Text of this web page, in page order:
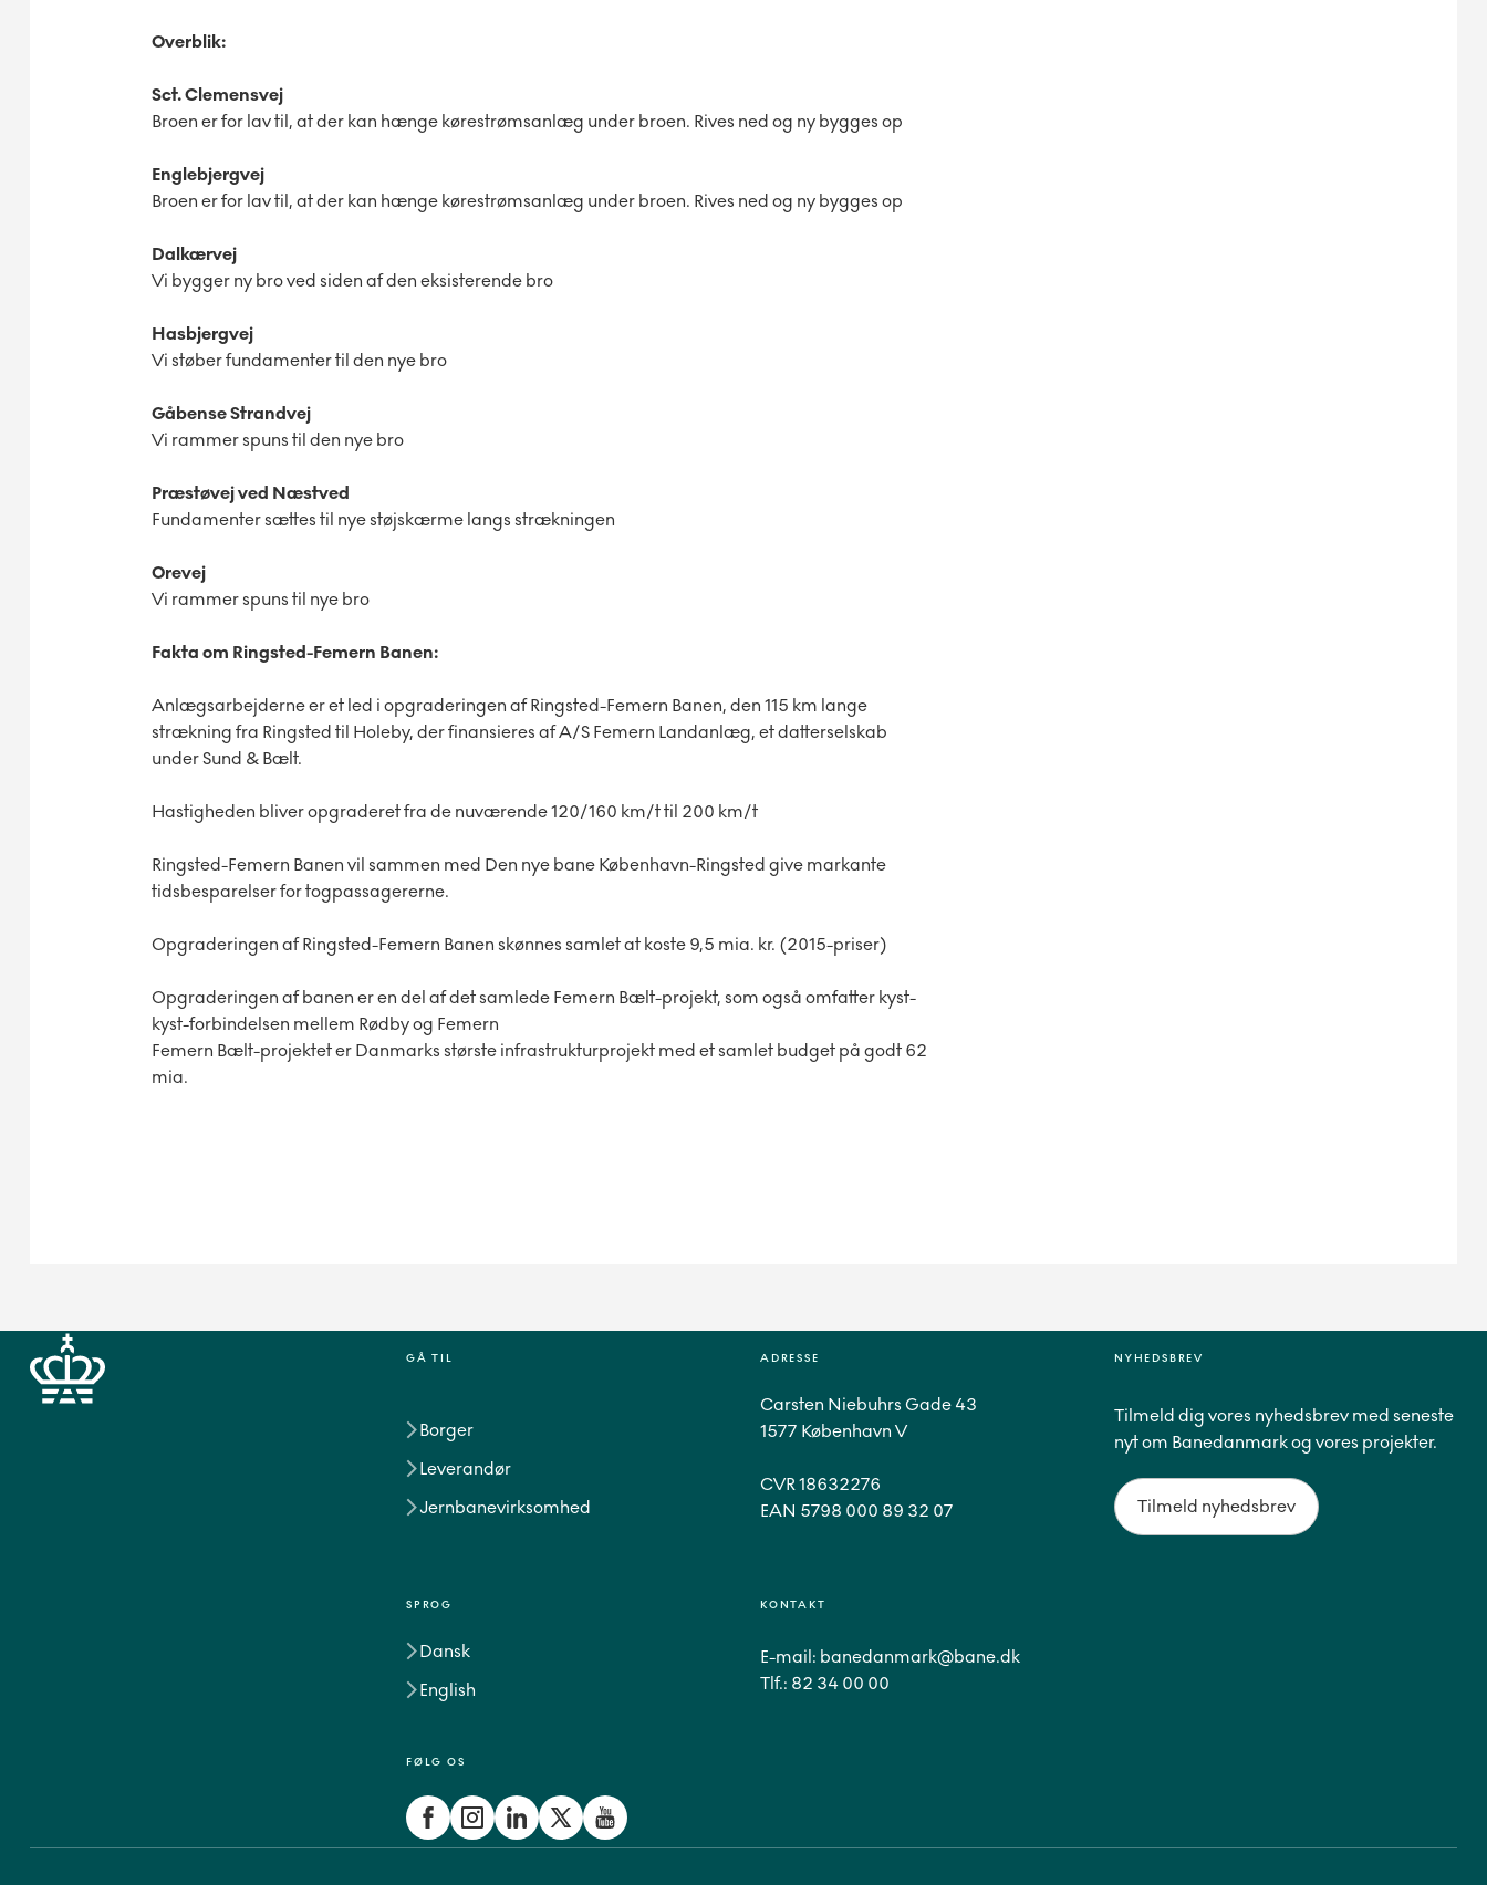
Overblik:
Sct. Clemensvej
Broen er for lav til, at der kan hænge kørestrømsanlæg under broen. Rives ned og ny bygges op
Englebjergvej
Broen er for lav til, at der kan hænge kørestrømsanlæg under broen. Rives ned og ny bygges op
Dalkærvej
Vi bygger ny bro ved siden af den eksisterende bro
Hasbjergvej
Vi støber fundamenter til den nye bro
Gåbense Strandvej
Vi rammer spuns til den nye bro
Præstøvej ved Næstved
Fundamenter sættes til nye støjskærme langs strækningen
Orevej
Vi rammer spuns til nye bro
Fakta om Ringsted-Femern Banen:
Anlægsarbejderne er et led i opgraderingen af Ringsted-Femern Banen, den 115 km lange
strækning fra Ringsted til Holeby, der finansieres af A/S Femern Landanlæg, et datterselskab
under Sund & Bælt.
Hastigheden bliver opgraderet fra de nuværende 120/160 km/t til 200 km/t
Ringsted-Femern Banen vil sammen med Den nye bane København-Ringsted give markante
tidsbesparelser for togpassagererne.
Opgraderingen af Ringsted-Femern Banen skønnes samlet at koste 9,5 mia. kr. (2015-priser)
Opgraderingen af banen er en del af det samlede Femern Bælt-projekt, som også omfatter kyst-
kyst-forbindelsen mellem Rødby og Femern
Femern Bælt-projektet er Danmarks største infrastrukturprojekt med et samlet budget på godt 62
mia.
GÅ TIL
Borger
Leverandør
Jernbanevirksomhed
SPROG
Dansk
English
FØLG OS
ADRESSE
Carsten Niebuhrs Gade 43
1577 København V
CVR 18632276
EAN 5798 000 89 32 07
KONTAKT
E-mail: banedanmark@bane.dk
Tlf.: 82 34 00 00
NYHEDSBREV
Tilmeld dig vores nyhedsbrev med seneste
nyt om Banedanmark og vores projekter.
Tilmeld nyhedsbrev